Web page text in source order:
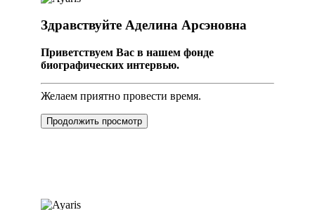
Здравствуйте Аделина Арсэновна
Приветствуем Вас в нашем фонде
биографических интервью.
Желаем приятно провести время.
Продолжить просмотр